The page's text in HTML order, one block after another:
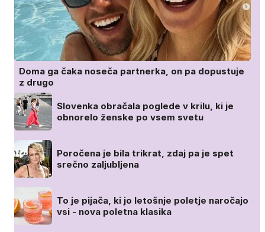
Doma ga čaka noseča partnerka, on pa dopustuje
z drugo
Slovenka obračala poglede v krilu, ki je
obnorelo ženske po vsem svetu
Poročena je bila trikrat, zdaj pa je spet
srečno zaljubljena
To je pijača, ki jo letošnje poletje naročajo
vsi - nova poletna klasika